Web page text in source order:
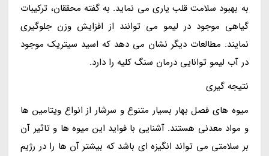
به بهبود سلامت قلب یاری می نماید. به گفته محققان، ترکیبات
گیاهی موجود در لیمو می توانند از افزایش وزن جلوگیری
نمایند. مطالعات دیگر نشان می دهد که اسید سیتریک موجود
در آب لیمو توانایی درمان سنگ کلیه را دارد.
نتیجه گیری
میوه های فصل بهار بسیار متنوع و سرشار از انواع ویتامین ها
و مواد معدنی هستند. آشنایی با فواید این میوه ها و تاثیر آن
بر سلامتی می تواند انگیزه ای باشد که بیشتر آن ها را در رژیم